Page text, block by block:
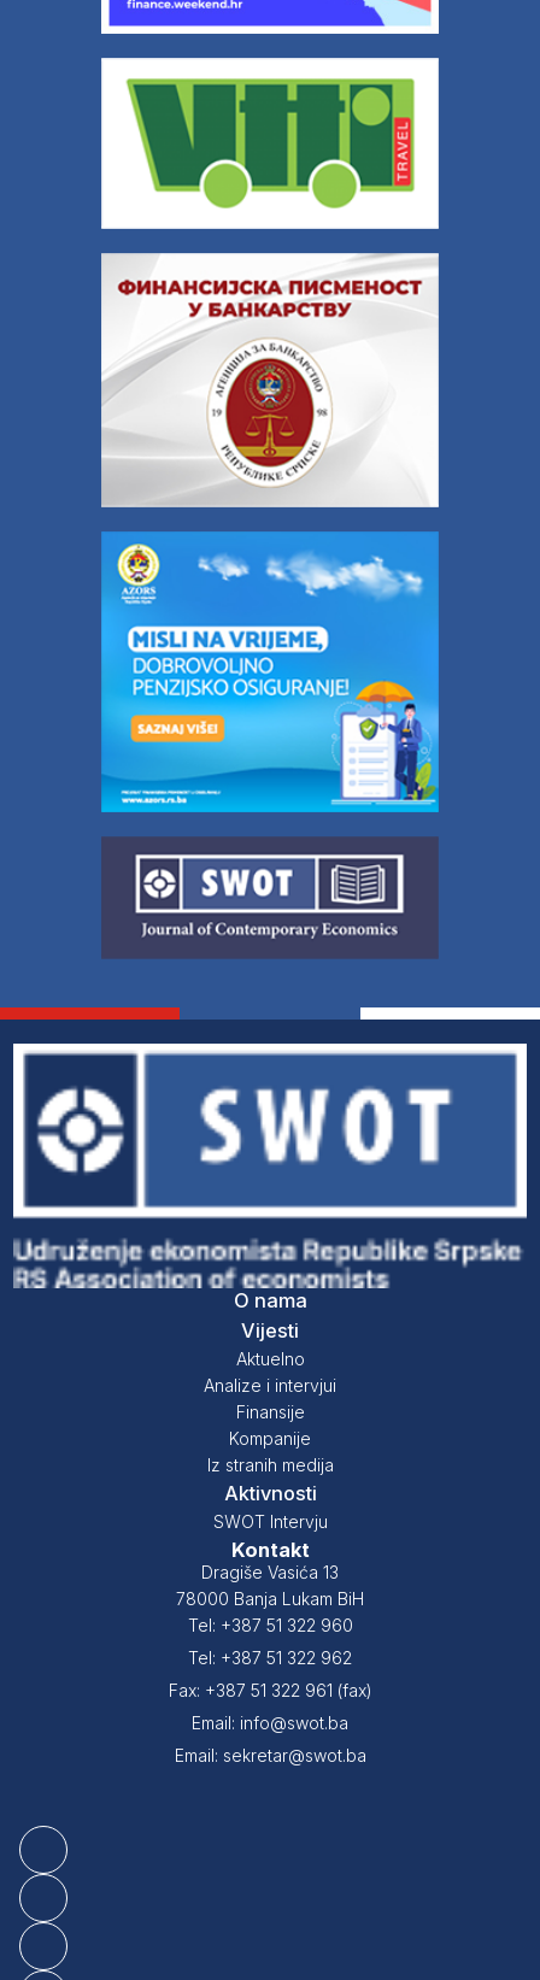
O nama
Vijesti
Aktuelno
Analize i intervjui
Finansije
Kompanije
Iz stranih medija
Aktivnosti
SWOT Intervju
Kontakt
Dragiše Vasića 13
78000 Banja Lukam BiH
Tel: +387 51 322 960
Tel: +387 51 322 962
Fax: +387 51 322 961 (fax)
Email: info@swot.ba
Email: sekretar@swot.ba